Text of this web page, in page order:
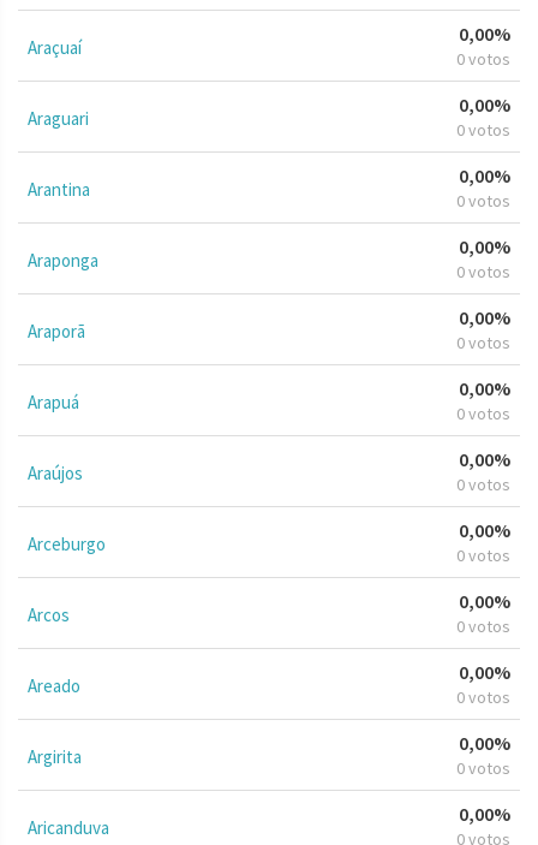
Araçuaí
0,00%
0 votos
Araguari
0,00%
0 votos
Arantina
0,00%
0 votos
Araponga
0,00%
0 votos
Araporã
0,00%
0 votos
Arapuá
0,00%
0 votos
Araújos
0,00%
0 votos
Arceburgo
0,00%
0 votos
Arcos
0,00%
0 votos
Areado
0,00%
0 votos
Argirita
0,00%
0 votos
Aricanduva
0,00%
0 votos